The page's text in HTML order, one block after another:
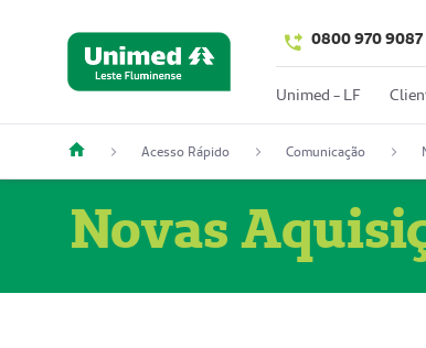
0800 970 9087
Unimed - LF
Acesso Rápido Comunicação
Novas